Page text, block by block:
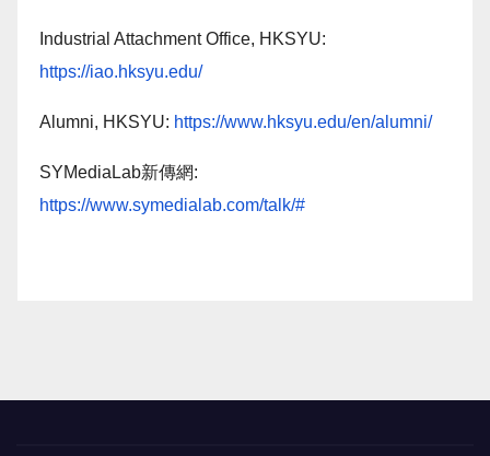
Industrial Attachment Office, HKSYU:
https://iao.hksyu.edu/
Alumni, HKSYU: https://www.hksyu.edu/en/alumni/
SYMediaLab新傳網:
https://www.symedialab.com/talk/#